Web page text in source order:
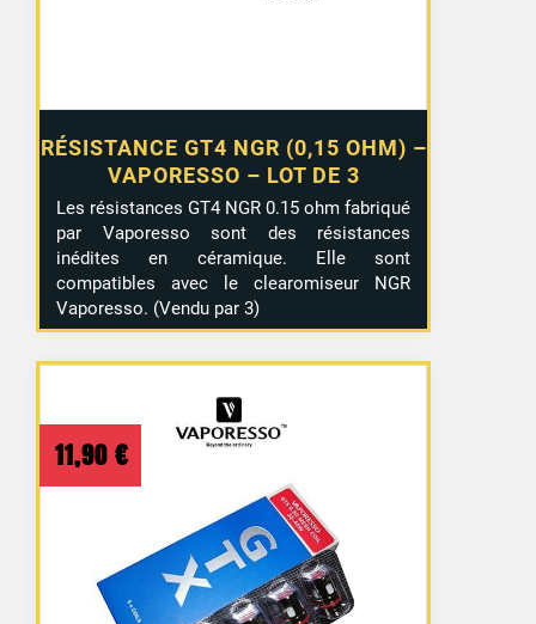
RÉSISTANCE GT4 NGR (0,15 OHM) –
VAPORESSO – LOT DE 3
Les résistances GT4 NGR 0.15 ohm fabriqué
par Vaporesso sont des résistances
inédites en céramique. Elle sont
compatibles avec le clearomiseur NGR
Vaporesso. (Vendu par 3)
11,90 €